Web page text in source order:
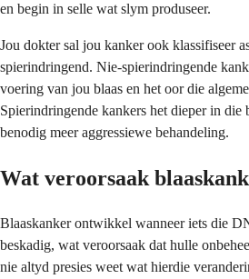
en begin in selle wat slym produseer.
Jou dokter sal jou kanker ook klassifiseer
spierindringend. Nie-spierindringende
voering van jou blaas en het oor die
Spierindringende kankers het dieper in die
benodig meer aggressiewe behandeling.
Wat veroorsaak
Blaaskanker ontwikkel wanneer iets die
beskadig, wat veroorsaak dat hulle
nie altyd presies weet wat hierdie